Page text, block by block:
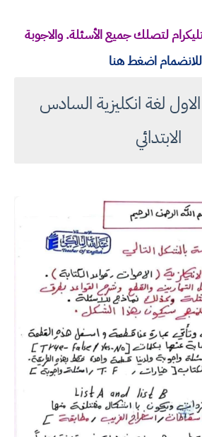
لتصلك جميع الأسئلة. والاجوبة
للانضمام اضغط هنا
لغة انكليزية السادس
الابتدائي